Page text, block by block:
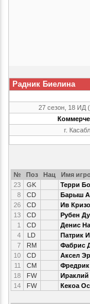
Радник Биелина
27 сезон, 18 ИД
г.
№ Поз Нац Имя
23
GK Терри
8
CD Барыш
26
CD Ив
13
CD Рубен
1
CD Денис
4
LD Патрик
7
RM Фабрис
10
CD Аксел
11
CM Фредрик
18
FW
14
FW Кекоа